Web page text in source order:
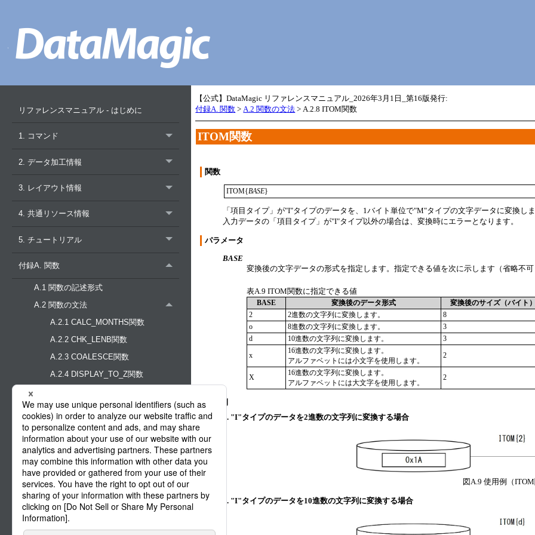
リファレンスマニュアル - はじめに
1. コマンド
2. データ加工情報
3. レイアウト情報
4. 共通リソース情報
5. チュートリアル
付録A. 関数
A.1 関数の記述形式
A.2 関数の文法
A.2.1 CALC_MONTHS関数
A.2.2 CHK_LENB関数
A.2.3 COALESCE関数
A.2.4 DISPLAY_TO_Z関数
A.2.6 FORMAT_NUM関数
A.2.7 IF関数
A.2.8 ITOM関数
A.2.9 JULIANDAY関数
A.2.10 LENB関数
A.2.11 MATCH_REG関数
A.2.12 REPLACE_DB関数
A.2.13 REPLACE_REG関数
【公式】DataMagic リファレンスマニュアル_2026年3月1日_第16版発行:
付録A. 関数 >A.2 関数の文法 >A.2.8 ITOM関数
ITOM関数
関数
ITOM{BASE}
「項目タイプ」が"I"タイプのデータを、1バイト単位で"M"タイプの文字データに変換し
入力データの「項目タイプ」が"I"タイプ以外の場合は、変換時にエラーとなります。
パラメータ
BASE
変換後の文字データの形式を指定します。指定できる値を次に示します（省略不
表A.9ITOM関数に指定できる値
BASE 変換後のデータ形式
変換後のサイズ（バイト
2
2進数の文字列に変換します。
8
o
8進数の文字列に変換します。
3
d
10進数の文字列に変換します。
3
x
16進数の文字列に変換します。
アルファベットには小文字を使用します。
2
X
16進数の文字列に変換します。
アルファベットには大文字を使用します。
2
使用例
1. "I"タイプのデータを2進数の文字列に変換する場合
図A.9 使用例（
2. "I"タイプのデータを10進数の文字列に変換する場合